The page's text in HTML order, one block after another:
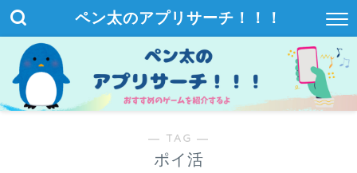
ペン太のアプリサーチ！！！
― TAG ―
ポイ活